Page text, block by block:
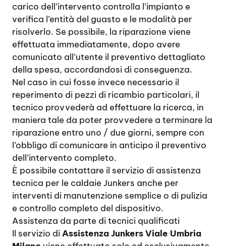
carico dell’intervento controlla l’impianto e
verifica l’entità del guasto e le modalità per
risolverlo. Se possibile, la riparazione viene
effettuata immediatamente, dopo avere
comunicato all’utente il preventivo dettagliato
della spesa, accordandosi di conseguenza.
Nel caso in cui fosse invece necessario il
reperimento di pezzi di ricambio particolari, il
tecnico provvederà ad effettuare la ricerca, in
maniera tale da poter provvedere a terminare la
riparazione entro uno / due giorni, sempre con
l’obbligo di comunicare in anticipo il preventivo
dell’intervento completo.
È possibile contattare il servizio di assistenza
tecnica per le caldaie Junkers anche per
interventi di manutenzione semplice o di pulizia
e controllo completo del dispositivo.
Assistenza da parte di tecnici qualificati
Il servizio diAssistenza Junkers Viale Umbria